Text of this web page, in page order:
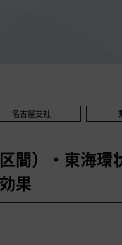
名古屋支社
間）・東海
果